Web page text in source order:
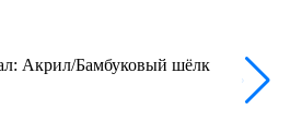
Акрил/Бамбуковый шёлк